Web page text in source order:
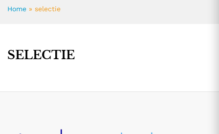
Home » selectie
SELECTIE